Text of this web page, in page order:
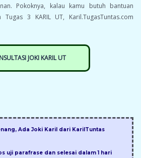
Pokoknya, kalau kamu butuh bantuan
3 KARIL UT, Karil.TugasTuntas.com
JOKI KARIL UT
Ada Joki Karil dari KarilTuntas
uji parafrase dan selesai dalam 1 hari